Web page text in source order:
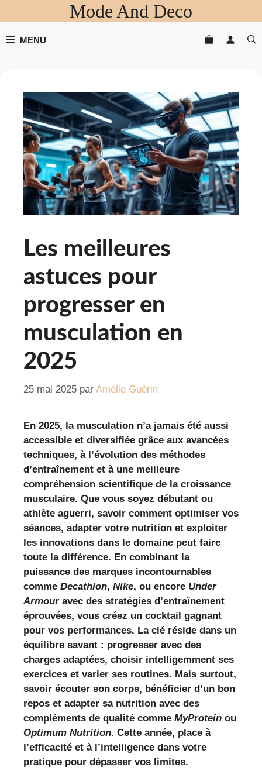
au
contenu
Mode And Deco
MENU
Les meilleures
astuces pour
progresser en
musculation en
2025
25 mai 2025 par Amélie Guérin
En 2025, la musculation n’a jamais été aussi
accessible et diversifiée grâce aux avancées
techniques, à l’évolution des méthodes
d’entraînement et à une meilleure
compréhension scientifique de la croissance
musculaire. Que vous soyez débutant ou
athlète aguerri, savoir comment optimiser vos
séances, adapter votre nutrition et exploiter
les innovations dans le domaine peut faire
toute la différence. En combinant la
puissance des marques incontournables
comme Decathlon, Nike, ou encore Under
Armouravec des stratégies d’entraînement
éprouvées, vous créez un cocktail gagnant
pour vos performances. La clé réside dans un
équilibre savant : progresser avec des
charges adaptées, choisir intelligemment ses
exercices et varier ses routines. Mais surtout,
savoir écouter son corps, bénéficier d’un bon
repos et adapter sa nutrition avec des
compléments de qualité comme MyProtein ou
Optimum Nutrition. Cette année, place à
l’efficacité et à l’intelligence dans votre
pratique pour dépasser vos limites.